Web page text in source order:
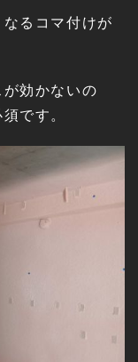
るコマ付けが
効かないの
です。